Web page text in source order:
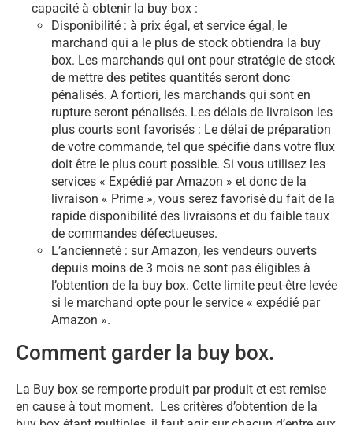
capacité à obtenir la buy box :
Disponibilité : à prix égal, et service égal, le
marchand qui a le plus de stock obtiendra la buy
box. Les marchands qui ont pour stratégie de stock
de mettre des petites quantités seront donc
pénalisés. A fortiori, les marchands qui sont en
rupture seront pénalisés. Les délais de livraison les
plus courts sont favorisés : Le délai de préparation
de votre commande, tel que spécifié dans votre flux
doit être le plus court possible. Si vous utilisez les
services « Expédié par Amazon » et donc de la
livraison « Prime », vous serez favorisé du fait de la
rapide disponibilité des livraisons et du faible taux
de commandes défectueuses.
L’ancienneté : sur Amazon, les vendeurs ouverts
depuis moins de 3 mois ne sont pas éligibles à
l’obtention de la buy box. Cette limite peut-être levée
si le marchand opte pour le service « expédié par
Amazon ».
Comment garder la buy box.
La Buy box se remporte produit par produit et est remise
en cause à tout moment. Les critères d’obtention de la